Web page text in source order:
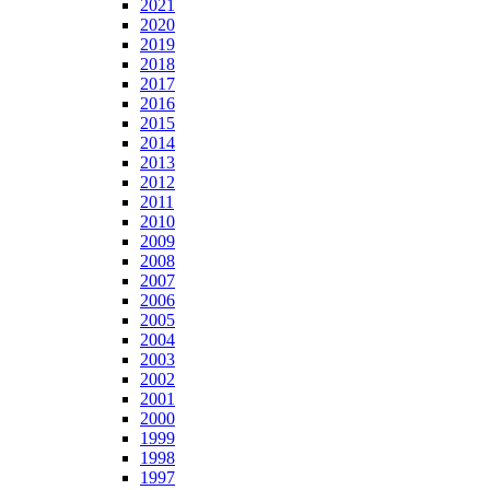
2021
2020
2019
2018
2017
2016
2015
2014
2013
2012
2011
2010
2009
2008
2007
2006
2005
2004
2003
2002
2001
2000
1999
1998
1997